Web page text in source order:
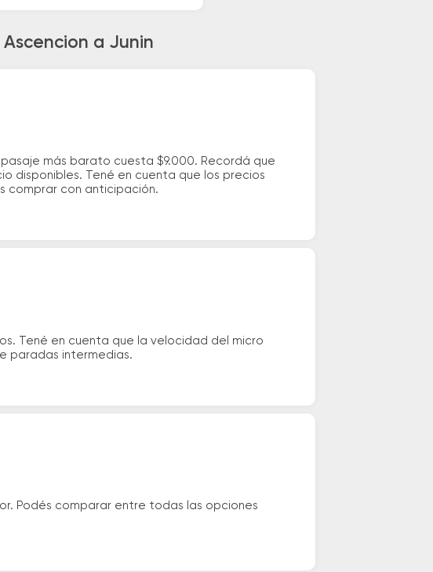
a Junin
más barato cuesta $9.000. Recordá que
disponibles. Tené en cuenta que los precios
comprar con anticipación.
Tené en cuenta que la velocidad del micro
paradas intermedias.
Podés comparar entre todas las opciones